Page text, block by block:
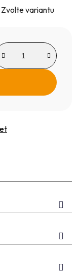
Zvolte variantu